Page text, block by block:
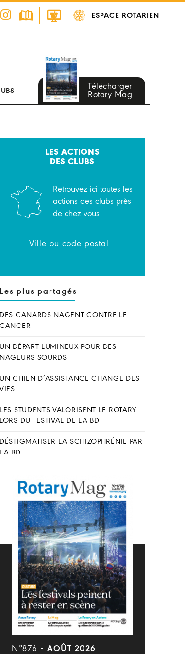
ESPACE ROTARIEN
Télécharger
Rotary Mag
LES ACTIONS
DES CLUBS
Retrouvez ici toutes les
actions des clubs près
de chez vous
Les plus partagés
DES CANARDS NAGENT CONTRE LE
CANCER
UN DÉPART LUMINEUX POUR DES
NAGEURS SOURDS
UN CHIEN D’ASSISTANCE CHANGE DES
VIES
LES STUDENTS VALORISENT LE ROTARY
LORS DU FESTIVAL DE LA BD
DÉSTIGMATISER LA SCHIZOPHRÉNIE PAR
LA BD
N°876 - AOÛT 2026